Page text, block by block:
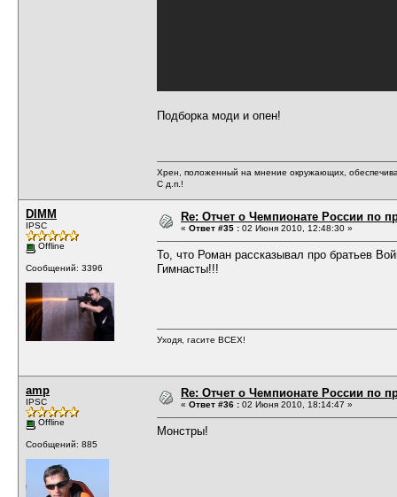
Подборка моди и опен!
Хрен, положенный на мнение окружающих,
С д.п.!
DIMM
IPSC
Offline
Сообщений: 3396
Re: Отчет о Чемпионате России по
« Ответ #35 : 02 Июня 2010, 12:48:30 »
То, что Роман рассказывал про братьев
Гимнасты!!!
Уходя, гасите ВСЕХ!
amp
IPSC
Offline
Сообщений: 885
Re: Отчет о Чемпионате России по
« Ответ #36 : 02 Июня 2010, 18:14:47 »
Монстры!